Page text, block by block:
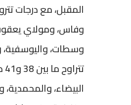
وفاس، ومولاي
وسطات، واليوسفية،
البيضاء،